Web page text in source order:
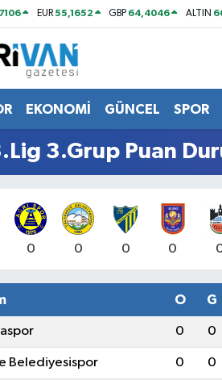
EUR55,1652 GBP 64,4046 ALTIN
EKONOMİ GÜNCEL SPOR
3.Grup Puan
0 0 0 0
O G
0 0
Belediyesispor 0 0
Fikstür